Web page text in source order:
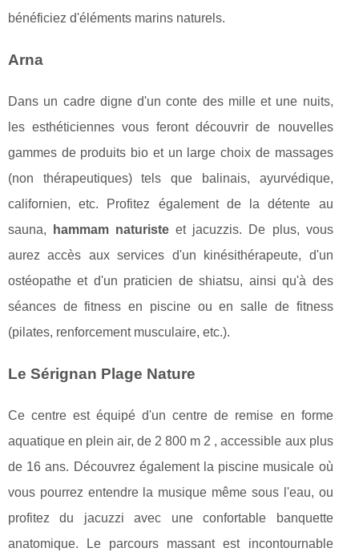
bénéficiez d'éléments marins naturels.
Arna
Dans un cadre digne d'un conte des mille et une nuits,
les esthéticiennes vous feront découvrir de nouvelles
gammes de produits bio et un large choix de massages
(non thérapeutiques) tels que balinais, ayurvédique,
californien, etc. Profitez également de la détente au
sauna,
hammam naturiste et jacuzzis. De plus, vous
aurez accès aux services d'un kinésithérapeute, d'un
ostéopathe et d'un praticien de shiatsu, ainsi qu'à des
séances de fitness en piscine ou en salle de fitness
(pilates, renforcement musculaire, etc.).
Le Sérignan Plage Nature
Ce centre est équipé d'un centre de remise en forme
aquatique en plein air, de 2 800 m 2 , accessible aux plus
de 16 ans. Découvrez également la piscine musicale où
vous pourrez entendre la musique même sous l'eau, ou
profitez du jacuzzi avec une confortable banquette
anatomique. Le parcours massant est incontournable